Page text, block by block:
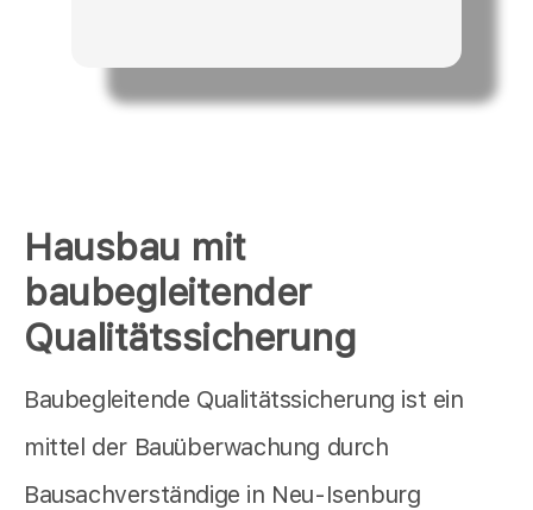
Hausbau mit
baubegleitender
Qualitätssicherung
Baubegleitende Qualitätssicherung ist ein
mittel der Bauüberwachung durch
Bausachverständige in Neu-Isenburg